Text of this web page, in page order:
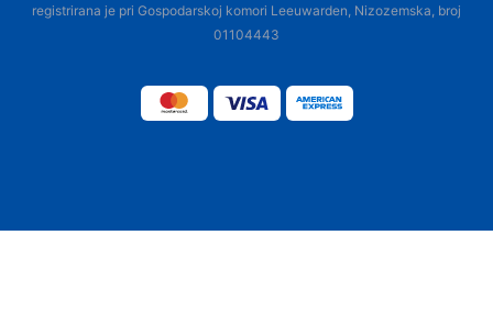
registrirana je pri Gospodarskoj komori Leeuwarden, Nizozemska, broj
01104443